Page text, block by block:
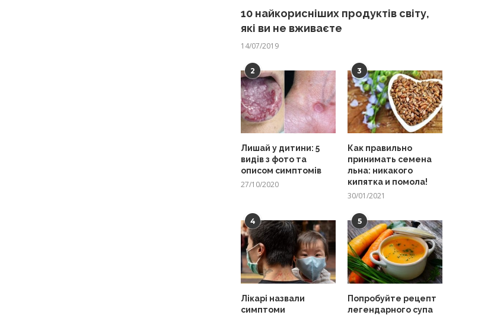
10 найкорисніших продуктів світу,
які ви не вживаєте
14/07/2019
2
Лишай у дитини: 5
видів з фото та
описом симптомів
27/10/2020
3
Как правильно
принимать семена
льна: никакого
кипятка и помола!
30/01/2021
4
Лікарі назвали
симптоми
5
Попробуйте рецепт
легендарного супа